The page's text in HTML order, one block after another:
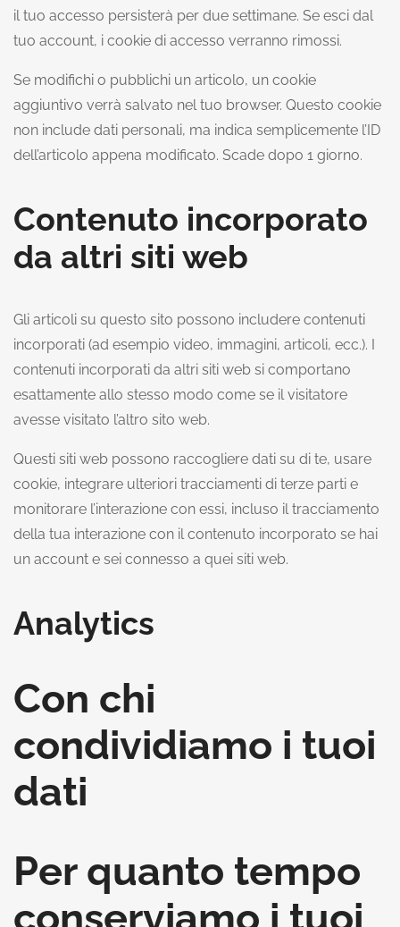
il tuo accesso persisterà per due settimane. Se esci dal
tuo account, i cookie di accesso verranno rimossi.
Se modifichi o pubblichi un articolo, un cookie
aggiuntivo verrà salvato nel tuo browser. Questo cookie
non include dati personali, ma indica semplicemente l’ID
dell’articolo appena modificato. Scade dopo 1 giorno.
Contenuto incorporato
da altri siti web
Gli articoli su questo sito possono includere contenuti
incorporati (ad esempio video, immagini, articoli, ecc.). I
contenuti incorporati da altri siti web si comportano
esattamente allo stesso modo come se il visitatore
avesse visitato l’altro sito web.
Questi siti web possono raccogliere dati su di te, usare
cookie, integrare ulteriori tracciamenti di terze parti e
monitorare l’interazione con essi, incluso il tracciamento
della tua interazione con il contenuto incorporato se hai
un account e sei connesso a quei siti web.
Analytics
Con chi
condividiamo i tuoi
dati
Per quanto tempo
conserviamo i tuoi